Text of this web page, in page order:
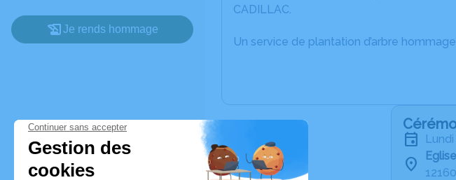
Je rends hommage
CADILLAC.
Un service de plantation d’arbre